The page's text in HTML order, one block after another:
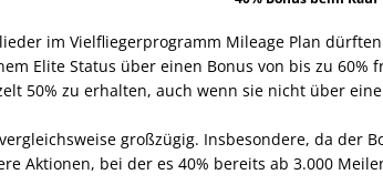
im Vielfliegerprogramm Mileage Plan
Elite Status über einen Bonus von bis zu
50% zu erhalten, auch wenn sie nicht über
großzügig. Insbesondere, da der
Aktionen, bei der es 40% bereits ab 3.000